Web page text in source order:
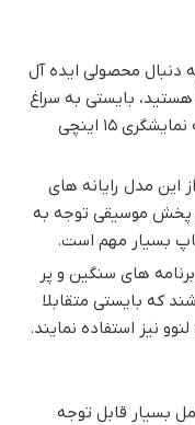
دنبال محصولی ایده آل
هستید، بایستی به سراغ
مدل هایی بروید که حداقل از صفحه نمایشگری 15 اینچی
این مدل رایانه های
موسیقی توجه به
بسیار مهم است.
برنامه های سنگین و پر
که بایستی متقابلا
نیز استفاده نمایند.
بسیار قابل توجه